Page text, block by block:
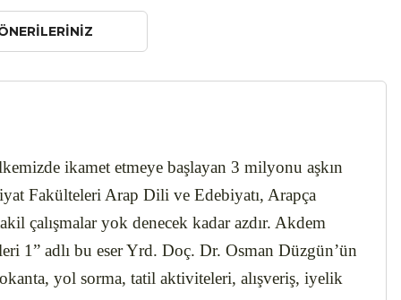
ikamet etmeye başlayan 3 milyonu aşkın
Fakülteleri Arap Dili ve Edebiyatı, Arapça
çalışmalar yok denecek kadar azdır. Akdem
1” adlı bu eser Yrd. Doç. Dr. Osman Düzgün’ün
yol sorma, tatil aktiviteleri, alışveriş, iyelik